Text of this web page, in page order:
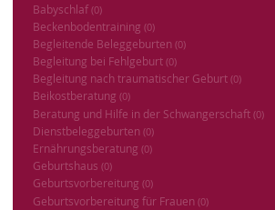
Babyschlaf (0)
Beckenbodentraining (0)
Begleitende Beleggeburten (0)
Begleitung bei Fehlgeburt (0)
Begleitung nach traumatischer Geburt (0)
Beikostberatung (0)
Beratung und Hilfe in der Schwangerschaft (0)
Dienstbeleggeburten (0)
Ernährungsberatung (0)
Geburtshaus (0)
Geburtsvorbereitung (0)
Geburtsvorbereitung für Frauen (0)